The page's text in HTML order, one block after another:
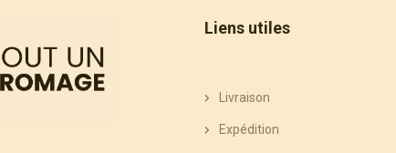
Liens utiles
Livraison
Expédition